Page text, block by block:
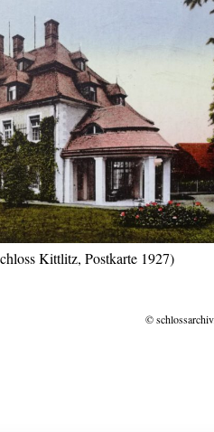
Kittlitz, Postkarte 1927)
©